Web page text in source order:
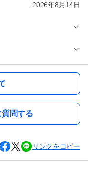
2026年8月14日
問する
リンクをコピー